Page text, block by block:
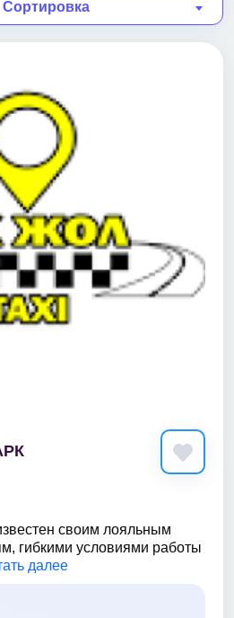
Сортировка
своим лояльным
гибкими условиями работы
далее